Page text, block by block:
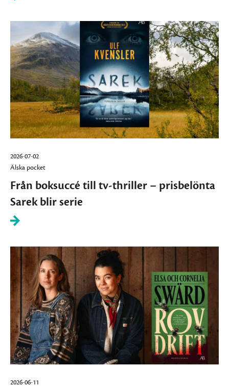
2026-07-02
Älska pocket
Från boksuccé till tv-thriller – prisbelönta
Sarek blir serie
2026-06-11